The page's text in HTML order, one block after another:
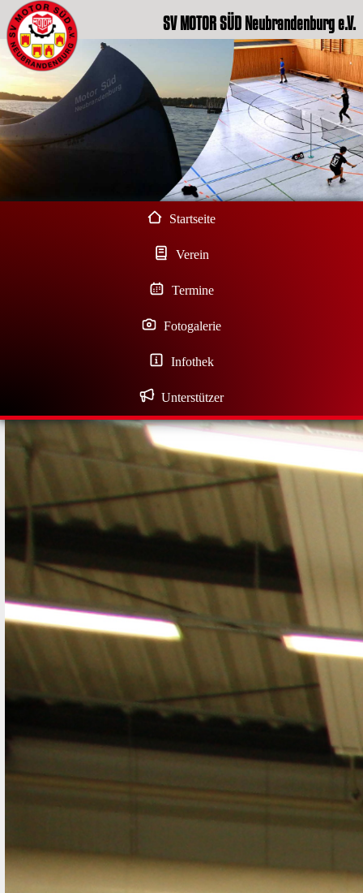
SV MOTOR SÜD Neubrandenburg e.V.
Startseite
Verein
Termine
Fotogalerie
Infothek
Unterstützer